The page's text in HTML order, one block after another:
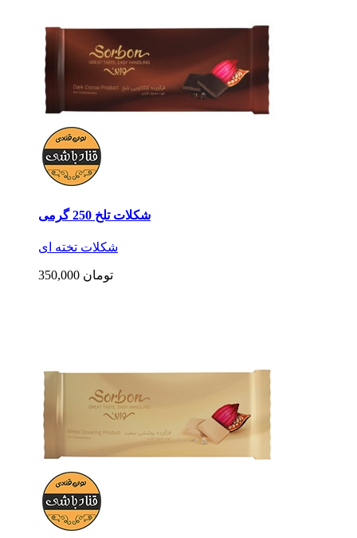
شکلات تلخ 250 گرمی
شکلات تخته ای
350,000 تومان